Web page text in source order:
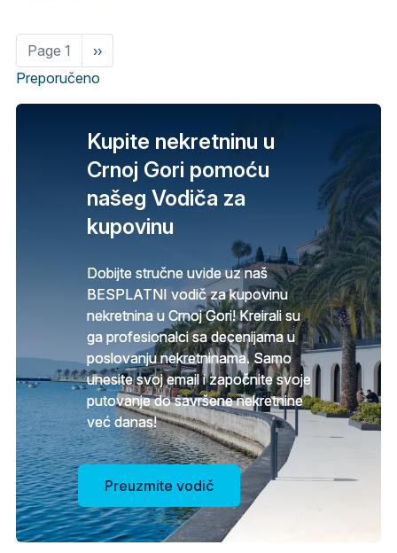
Page 1
Next
page
››
Preporučeno
Kupite nekretninu u
Crnoj Gori pomoću
našeg Vodiča za
kupovinu
Dobijte stručne uvide uz naš
BESPLATNI vodič za kupovinu
nekretnina u Crnoj Gori! Kreirali su
ga profesionalci sa decenijama u
poslovanju nekretninama. Samo
unesite svoj email i započnite svoje
putovanje do savršene nekretnine
već danas!
Preuzmite vodič